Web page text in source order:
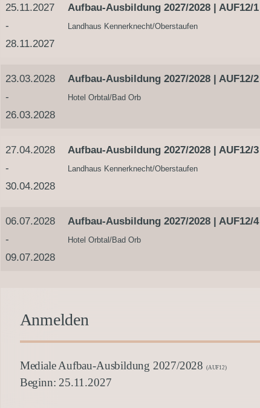
25.11.2027
-
28.11.2027
Aufbau-Ausbildung 2027/2028 | AUF12/1
Landhaus Kennerknecht/Oberstaufen
23.03.2028
-
26.03.2028
Aufbau-Ausbildung 2027/2028 | AUF12/2
Hotel Orbtal/Bad Orb
27.04.2028
-
30.04.2028
Aufbau-Ausbildung 2027/2028 | AUF12/3
Landhaus Kennerknecht/Oberstaufen
06.07.2028
-
09.07.2028
Aufbau-Ausbildung 2027/2028 | AUF12/4
Hotel Orbtal/Bad Orb
Anmelden
Mediale Aufbau-Ausbildung 2027/2028 (AUF12)
Beginn: 25.11.2027